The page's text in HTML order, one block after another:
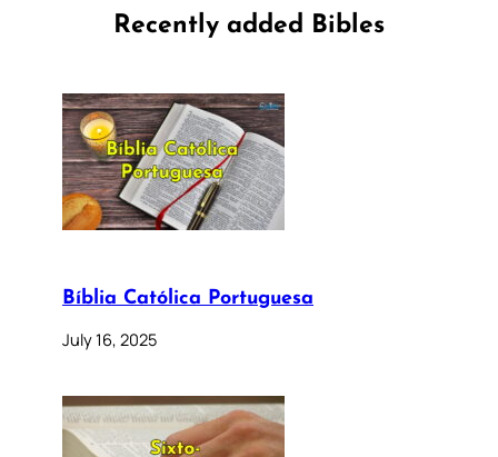
Recently added Bibles
Bíblia Católica Portuguesa
July 16, 2025